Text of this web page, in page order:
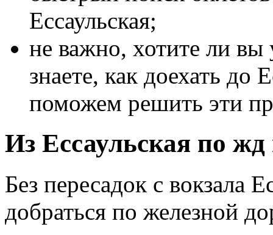
Ессаульская;
не важно, хотите ли вы
знаете, как доехать до
поможем решить эти
Из Ессаульская по
Без пересадок с вокзала
добраться по железной